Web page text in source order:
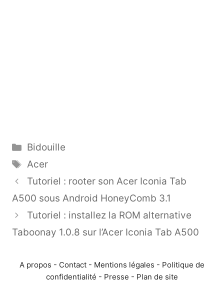
Catégories
Bidouille
Étiquettes
Acer
Tutoriel : rooter son Acer Iconia Tab
A500 sous Android HoneyComb 3.1
Tutoriel : installez la ROM alternative
Taboonay 1.0.8 sur l’Acer Iconia Tab A500
A propos - Contact - Mentions légales - Politique de
confidentialité - Presse - Plan de site